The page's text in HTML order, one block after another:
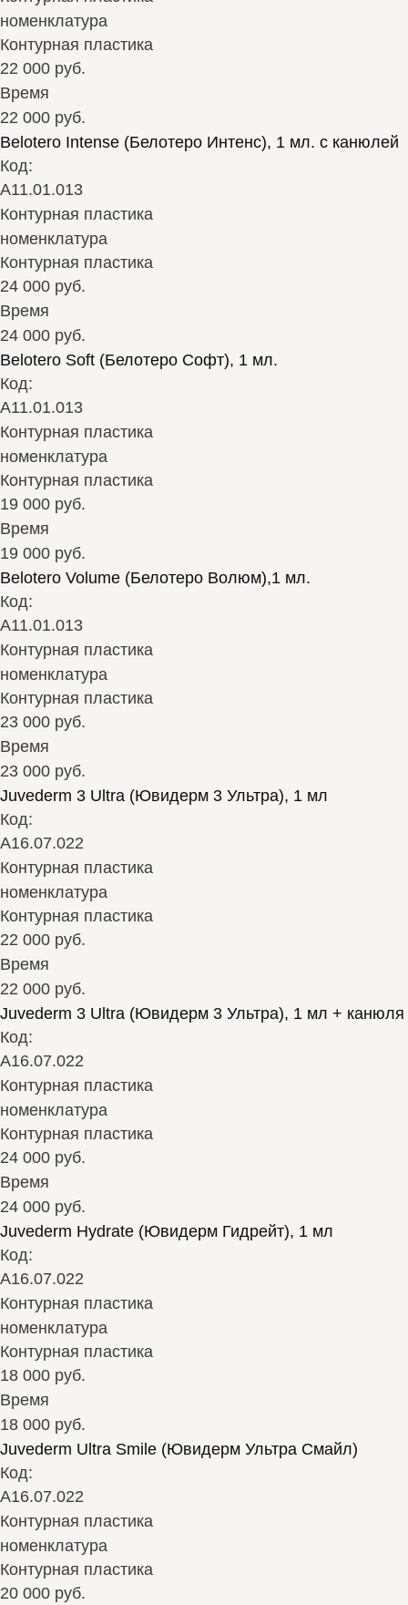
номенклатура
Контурная пластика
22 000 руб.
Время
22 000 руб.
Belotero Intense (Белотеро Интенс), 1 мл. с канюлей
Код:
А11.01.013
Контурная пластика
номенклатура
Контурная пластика
24 000 руб.
Время
24 000 руб.
Belotero Soft (Белотеро Софт), 1 мл.
Код:
А11.01.013
Контурная пластика
номенклатура
Контурная пластика
19 000 руб.
Время
19 000 руб.
Belotero Volume (Белотеро Волюм),1 мл.
Код:
А11.01.013
Контурная пластика
номенклатура
Контурная пластика
23 000 руб.
Время
23 000 руб.
Juvederm 3 Ultra (Ювидерм 3 Ультра), 1 мл
Код:
А16.07.022
Контурная пластика
номенклатура
Контурная пластика
22 000 руб.
Время
22 000 руб.
Juvederm 3 Ultra (Ювидерм 3 Ультра), 1 мл + канюля
Код:
А16.07.022
Контурная пластика
номенклатура
Контурная пластика
24 000 руб.
Время
24 000 руб.
Juvederm Hydrate (Ювидерм Гидрейт), 1 мл
Код:
А16.07.022
Контурная пластика
номенклатура
Контурная пластика
18 000 руб.
Время
18 000 руб.
Juvederm Ultra Smile (Ювидерм Ультра Смайл)
Код:
А16.07.022
Контурная пластика
номенклатура
Контурная пластика
20 000 руб.